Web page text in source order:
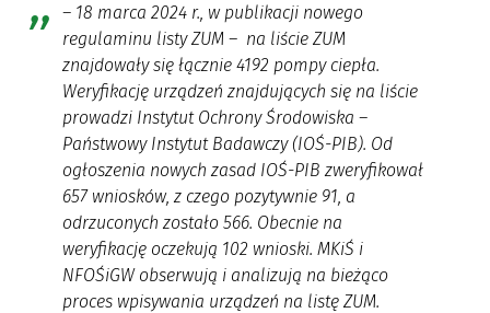
– 18 marca 2024 r., w publikacji nowego
regulaminu listy ZUM – na liście ZUM
znajdowały się łącznie 4192 pompy ciepła.
Weryfikację urządzeń znajdujących się na liście
prowadzi Instytut Ochrony Środowiska –
Państwowy Instytut Badawczy (IOŚ-PIB). Od
ogłoszenia nowych zasad IOŚ-PIB zweryfikował
657 wniosków, z czego pozytywnie 91, a
odrzuconych zostało 566. Obecnie na
weryfikację oczekują 102 wnioski. MKiŚ i
NFOŚiGW obserwują i analizują na bieżąco
proces wpisywania urządzeń na listę ZUM.